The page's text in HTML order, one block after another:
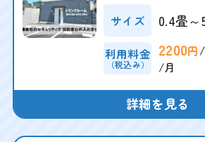
サイズ 0.4畳～
利用料金
（税込み）
2200円
/月
詳細を見る